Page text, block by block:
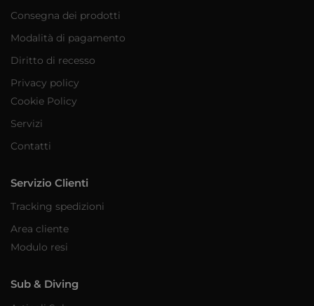
Consegna dei prodotti
Modalità di pagamento
Diritto di recesso
Privacy policy
Cookie Policy
Servizi
Contatti
Servizio Clienti
Tracking spedizioni
Area cliente
Modulo resi
Sub & Diving